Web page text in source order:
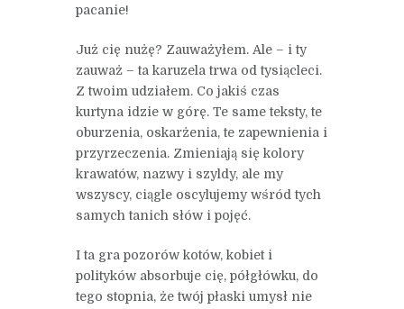
pacanie!
Już cię nużę? Zauważyłem. Ale – i ty
zauważ – ta karuzela trwa od tysiącleci.
Z twoim udziałem. Co jakiś czas
kurtyna idzie w górę. Te same teksty, te
oburzenia, oskarżenia, te zapewnienia i
przyrzeczenia. Zmieniają się kolory
krawatów, nazwy i szyldy, ale my
wszyscy, ciągle oscylujemy wśród tych
samych tanich słów i pojęć.
I ta gra pozorów kotów, kobiet i
polityków absorbuje cię, półgłówku, do
tego stopnia, że twój płaski umysł nie